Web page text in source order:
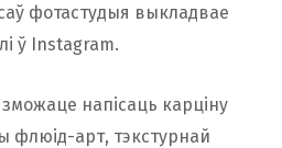
фотастудыя выкладвае
ў Instagram.
напісаць карціну
флюід-арт, тэкстурнай